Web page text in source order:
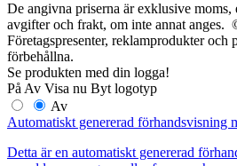
De angivna priserna är exklusive moms,
avgifter och frakt, om inte annat
Företagspresenter, reklamprodukter
förbehållna.
Se produkten med din logga!
På Av Visa nu Byt logotyp
Av
Automatiskt genererad förhandsvisning
Detta är en automatiskt genererad